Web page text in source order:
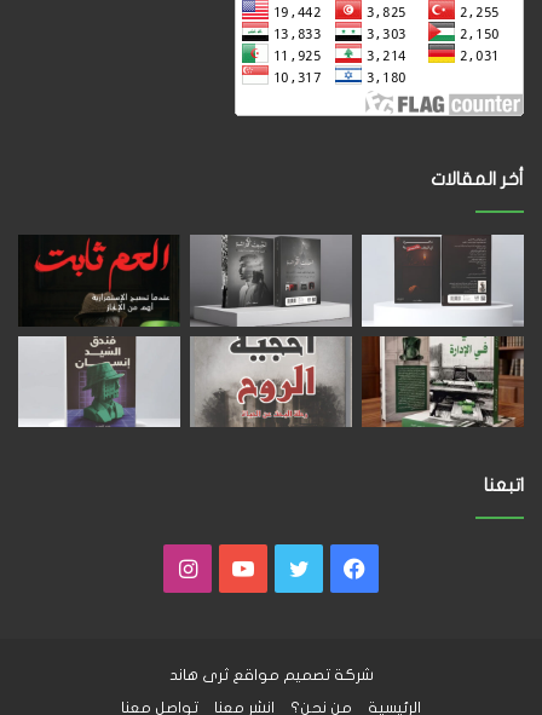
أخر المقالات
اتبعنا
فيسبوكتويتر يوتيوبانستقرام
شركة تصميم مواقع ثرى هاند
الرئيسية
من نحن؟ انشر معنا تواصل معنا